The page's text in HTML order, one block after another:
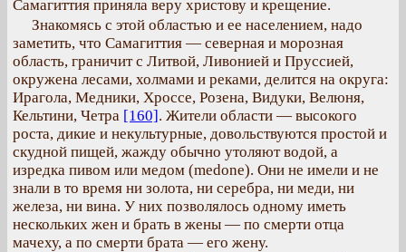
Самагиттия приняла веру христову и крещение.
Знакомясь с этой областью и ее населением, надо
заметить, что Самагиттия — северная и морозная
область, граничит с Литвой, Ливонией и Пруссией,
окружена лесами, холмами и реками, делится на округа:
Ирагола, Медники, Хроссе, Розена, Видуки, Велюня,
Кельтини, Четра [160]. Жители области — высокого
роста, дикие и некультурные, довольствуются простой и
скудной пищей, жажду обычно утоляют водой, а
изредка пивом или медом (medone). Они не имели и не
знали в то время ни золота, ни серебра, ни меди, ни
железа, ни вина. У них позволялось одному иметь
нескольких жен и брать в жены — по смерти отца
мачеху, а по смерти брата — его жену.